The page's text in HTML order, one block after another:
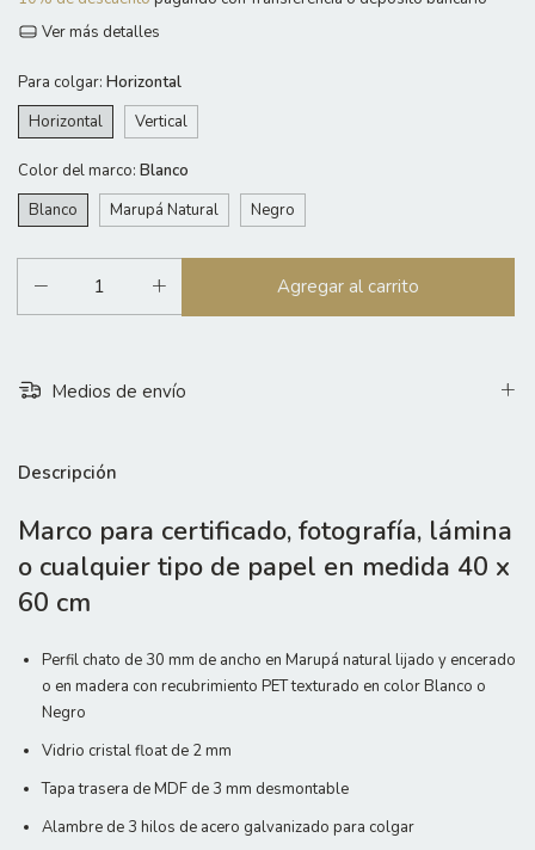
Ver más detalles
Para colgar: Horizontal
Horizontal
Vertical
Color del marco: Blanco
Blanco
Marupá Natural Negro
Medios de envío
Descripción
Marco para certificado, fotografía, lámina
o cualquier tipo de papel en medida 40 x
60 cm
Perfil chato de 30 mm de ancho en Marupá natural lijado y encerado
o en madera con recubrimiento PET texturado en color Blanco o
Negro
Vidrio cristal float de 2 mm
Tapa trasera de MDF de 3 mm desmontable
Alambre de 3 hilos de acero galvanizado para colgar